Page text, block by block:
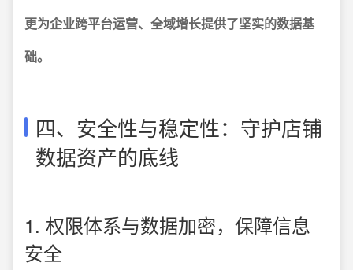
更为企业跨平台运营、全域增长提供了坚实的数据基
础。
四、安全性与稳定性：守护店铺
数据资产的底线
1. 权限体系与数据加密，保障信息
安全